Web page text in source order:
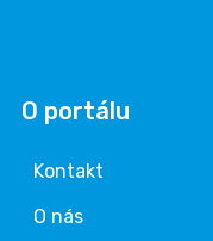
O portálu
Kontakt
O nás